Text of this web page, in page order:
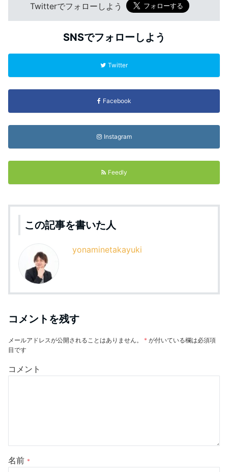
Twitterでフォローしよう
SNSでフォローしよう
Twitter
Facebook
Instagram
Feedly
この記事を書いた人
yonaminetakayuki
コメントを残す
メールアドレスが公開されることはありません。 * が付いている欄は必須項
目です
コメント
名前 *